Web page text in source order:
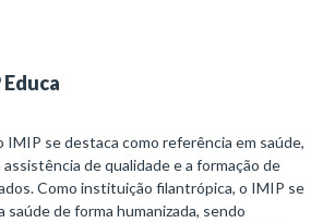
IMIP se destaca como referência em saúde,
de qualidade e a formação de
Como instituição filantrópica, o IMIP se
saúde de forma humanizada, sendo